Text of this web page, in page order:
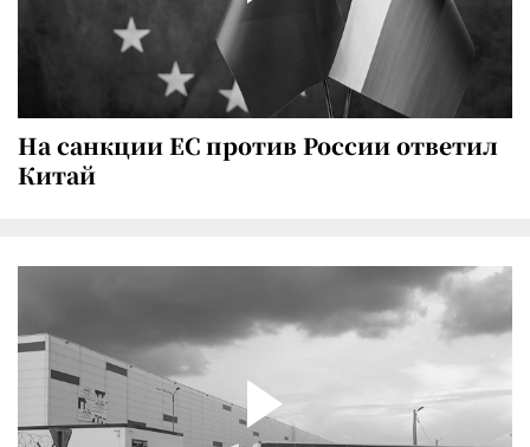
На санкции ЕС против России ответил
Китай